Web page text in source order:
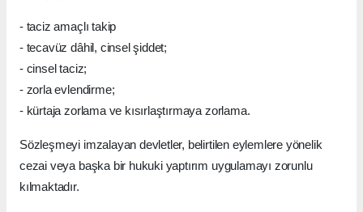
- taciz amaçlı takip
- tecavüz dâhil, cinsel şiddet;
- cinsel taciz;
- zorla evlendirme;
- kürtaja zorlama ve kısırlaştırmaya zorlama.
Sözleşmeyi imzalayan devletler, belirtilen eylemlere yönelik
cezai veya başka bir hukuki yaptırım uygulamayı zorunlu
kılmaktadır.